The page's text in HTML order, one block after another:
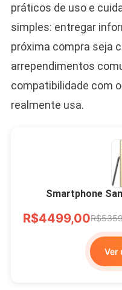
práticos de uso e
simples: entregar
próxima compra seja
arrependimentos
compatibilidade com
realmente usa.
Smartphone
R$4499,00
Ver